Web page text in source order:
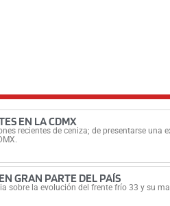
EN LA CDMX
recientes de ceniza; de presentarse una
GRAN PARTE DEL PAÍS
sobre la evolución del frente frío 33 y su